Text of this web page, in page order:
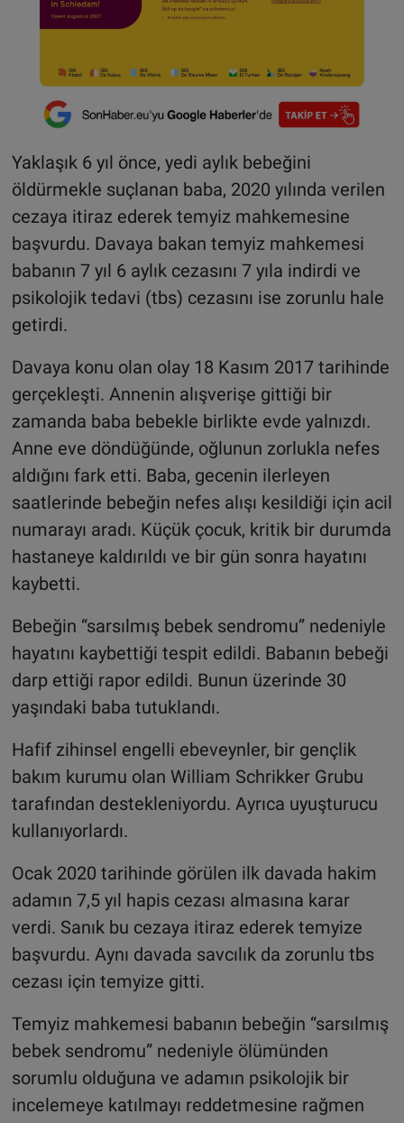
Yaklaşık 6 yıl önce, yedi aylık bebeğini
öldürmekle suçlanan baba, 2020 yılında verilen
cezaya itiraz ederek temyiz mahkemesine
başvurdu. Davaya bakan temyiz mahkemesi
babanın 7 yıl 6 aylık cezasını 7 yıla indirdi ve
psikolojik tedavi (tbs) cezasını ise zorunlu hale
getirdi.
Davaya konu olan olay 18 Kasım 2017 tarihinde
gerçekleşti. Annenin alışverişe gittiği bir
zamanda baba bebekle birlikte evde yalnızdı.
Anne eve döndüğünde, oğlunun zorlukla nefes
aldığını fark etti. Baba, gecenin ilerleyen
saatlerinde bebeğin nefes alışı kesildiği için acil
numarayı aradı. Küçük çocuk, kritik bir durumda
hastaneye kaldırıldı ve bir gün sonra hayatını
kaybetti.
Bebeğin “sarsılmış bebek sendromu” nedeniyle
hayatını kaybettiği tespit edildi. Babanın bebeği
darp ettiği rapor edildi. Bunun üzerinde 30
yaşındaki baba tutuklandı.
Hafif zihinsel engelli ebeveynler, bir gençlik
bakım kurumu olan William Schrikker Grubu
tarafından destekleniyordu. Ayrıca uyuşturucu
kullanıyorlardı.
Ocak 2020 tarihinde görülen ilk davada hakim
adamın 7,5 yıl hapis cezası almasına karar
verdi. Sanık bu cezaya itiraz ederek temyize
başvurdu. Aynı davada savcılık da zorunlu tbs
cezası için temyize gitti.
Temyiz mahkemesi babanın bebeğin “sarsılmış
bebek sendromu” nedeniyle ölümünden
sorumlu olduğuna ve adamın psikolojik bir
incelemeye katılmayı reddetmesine rağmen